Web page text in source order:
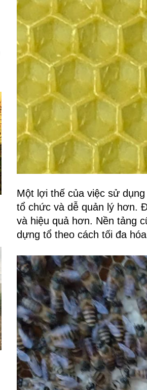
Một lợi thế của việc sử
tổ chức và dễ quản lý hơn.
và hiệu quả hơn. Nền tảng
dựng tổ theo cách tối đa